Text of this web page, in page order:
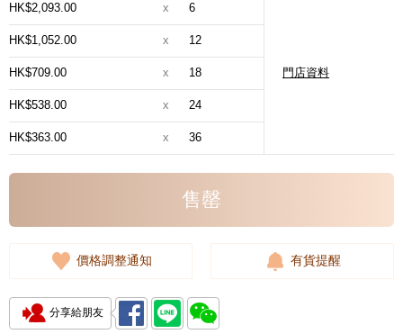
HK$2,093.00 x 6
門店資料
HK$1,052.00 x 12
HK$709.00 x 18
HK$538.00 x 24
HK$363.00 x 36
售罄
價格調整通知 有貨提醒
分享給朋友